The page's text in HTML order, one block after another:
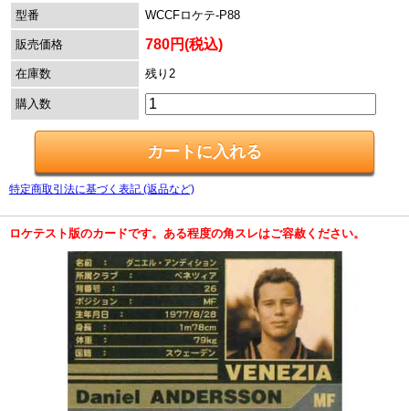
型番 WCCFロケテ-P88
販売価格 780円(税込)
在庫数 残り2
購入数
特定商取引法に基づく表記 (返品など)
ロケテスト版のカードです。ある程度の角スレはご容赦ください。